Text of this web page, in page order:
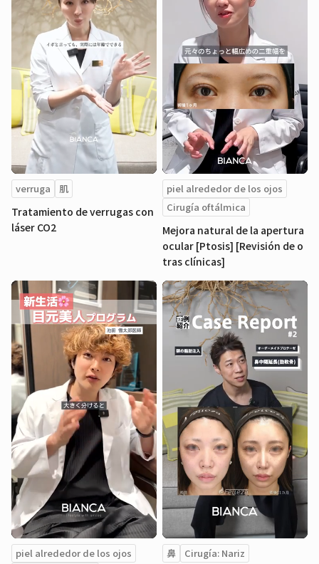
verruga 肌
Tratamiento de verrugas con
láser CO2
piel alrededor de los ojos
Cirugía oftálmica
Mejora natural de la apertura
ocular [Ptosis] [Revisión de o
tras clínicas]
piel alrededor de los ojos
鼻 Cirugía: Nariz